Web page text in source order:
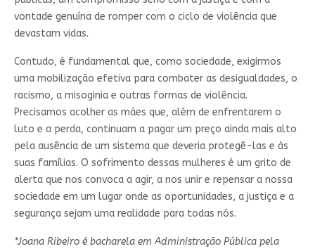
vontade genuína de romper com o ciclo de violência que
devastam vidas.
Contudo, é fundamental que, como sociedade, exigirmos
uma mobilização efetiva para combater as desigualdades, o
racismo, a misoginia e outras formas de violência.
Precisamos acolher as mães que, além de enfrentarem o
luto e a perda, continuam a pagar um preço ainda mais alto
pela ausência de um sistema que deveria protegê-las e às
suas famílias. O sofrimento dessas mulheres é um grito de
alerta que nos convoca a agir, a nos unir e repensar a nossa
sociedade em um lugar onde as oportunidades, a justiça e a
segurança sejam uma realidade para todas nós.
*Joana Ribeiro é bacharela em Administração Pública pela